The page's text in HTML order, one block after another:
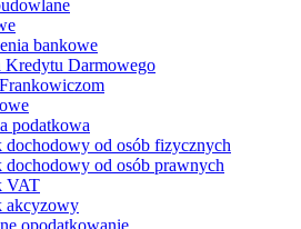
bankowe
Kredytu Darmowego
podatkowa
dochodowy od osób fizycznych
dochodowy od osób prawnych
VAT
akcyzowy
opodatkowanie